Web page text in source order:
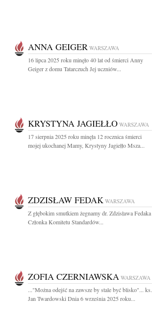
ANNA GEIGER WARSZAWA
16 lipca 2025 roku minęło 40 lat od śmierci Anny
Geiger z domu Tatarczuch Jej uczniów...
KRYSTYNA JAGIEŁŁO WARSZAWA
17 sierpnia 2025 roku minęła 12 rocznica śmierci
mojej ukochanej Mamy, Krystyny Jagiełło Msza...
ZDZISŁAW FEDAK WARSZAWA
Z głębokim smutkiem żegnamy dr. Zdzisława Fedaka
Członka Komitetu Standardów...
ZOFIA CZERNIAWSKA WARSZAWA
..."Można odejść na zawsze by stale być blisko"... ks.
Jan Twardowski Dnia 6 września 2025 roku...